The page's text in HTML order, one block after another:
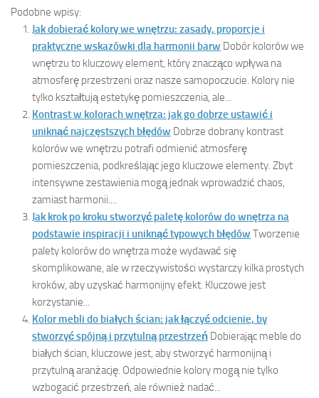
Podobne wpisy:
Jak dobierać kolory we wnętrzu: zasady, proporcje i
praktyczne wskazówki dla harmonii barw Dobór kolorów we
wnętrzu to kluczowy element, który znacząco wpływa na
atmosferę przestrzeni oraz nasze samopoczucie. Kolory nie
tylko kształtują estetykę pomieszczenia, ale...
Kontrast w kolorach wnętrza: jak go dobrze ustawić i
uniknąć najczęstszych błędów Dobrze dobrany kontrast
kolorów we wnętrzu potrafi odmienić atmosferę
pomieszczenia, podkreślając jego kluczowe elementy. Zbyt
intensywne zestawienia mogą jednak wprowadzić chaos,
zamiast harmonii....
Jak krok po kroku stworzyć paletę kolorów do wnętrza na
podstawie inspiracji i uniknąć typowych błędów Tworzenie
palety kolorów do wnętrza może wydawać się
skomplikowane, ale w rzeczywistości wystarczy kilka prostych
kroków, aby uzyskać harmonijny efekt. Kluczowe jest
korzystanie...
Kolor mebli do białych ścian: jak łączyć odcienie, by
stworzyć spójną i przytulną przestrzeń Dobierając meble do
białych ścian, kluczowe jest, aby stworzyć harmonijną i
przytulną aranżację. Odpowiednie kolory mogą nie tylko
wzbogacić przestrzeń, ale również nadać...